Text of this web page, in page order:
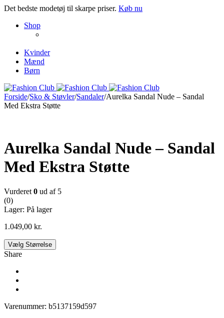
Det bedste modetøj til skarpe priser. Køb nu
Shop
Kvinder
Mænd
Børn
Forside/Sko & Støvler/Sandaler/Aurelka Sandal Nude – Sandal
Med Ekstra Støtte
Aurelka Sandal Nude – Sandal
Med Ekstra Støtte
Vurderet 0 ud af 5
(0)
Lager: På lager
1.049,00 kr.
Vælg Størrelse
Share
Varenummer: b5137159d597